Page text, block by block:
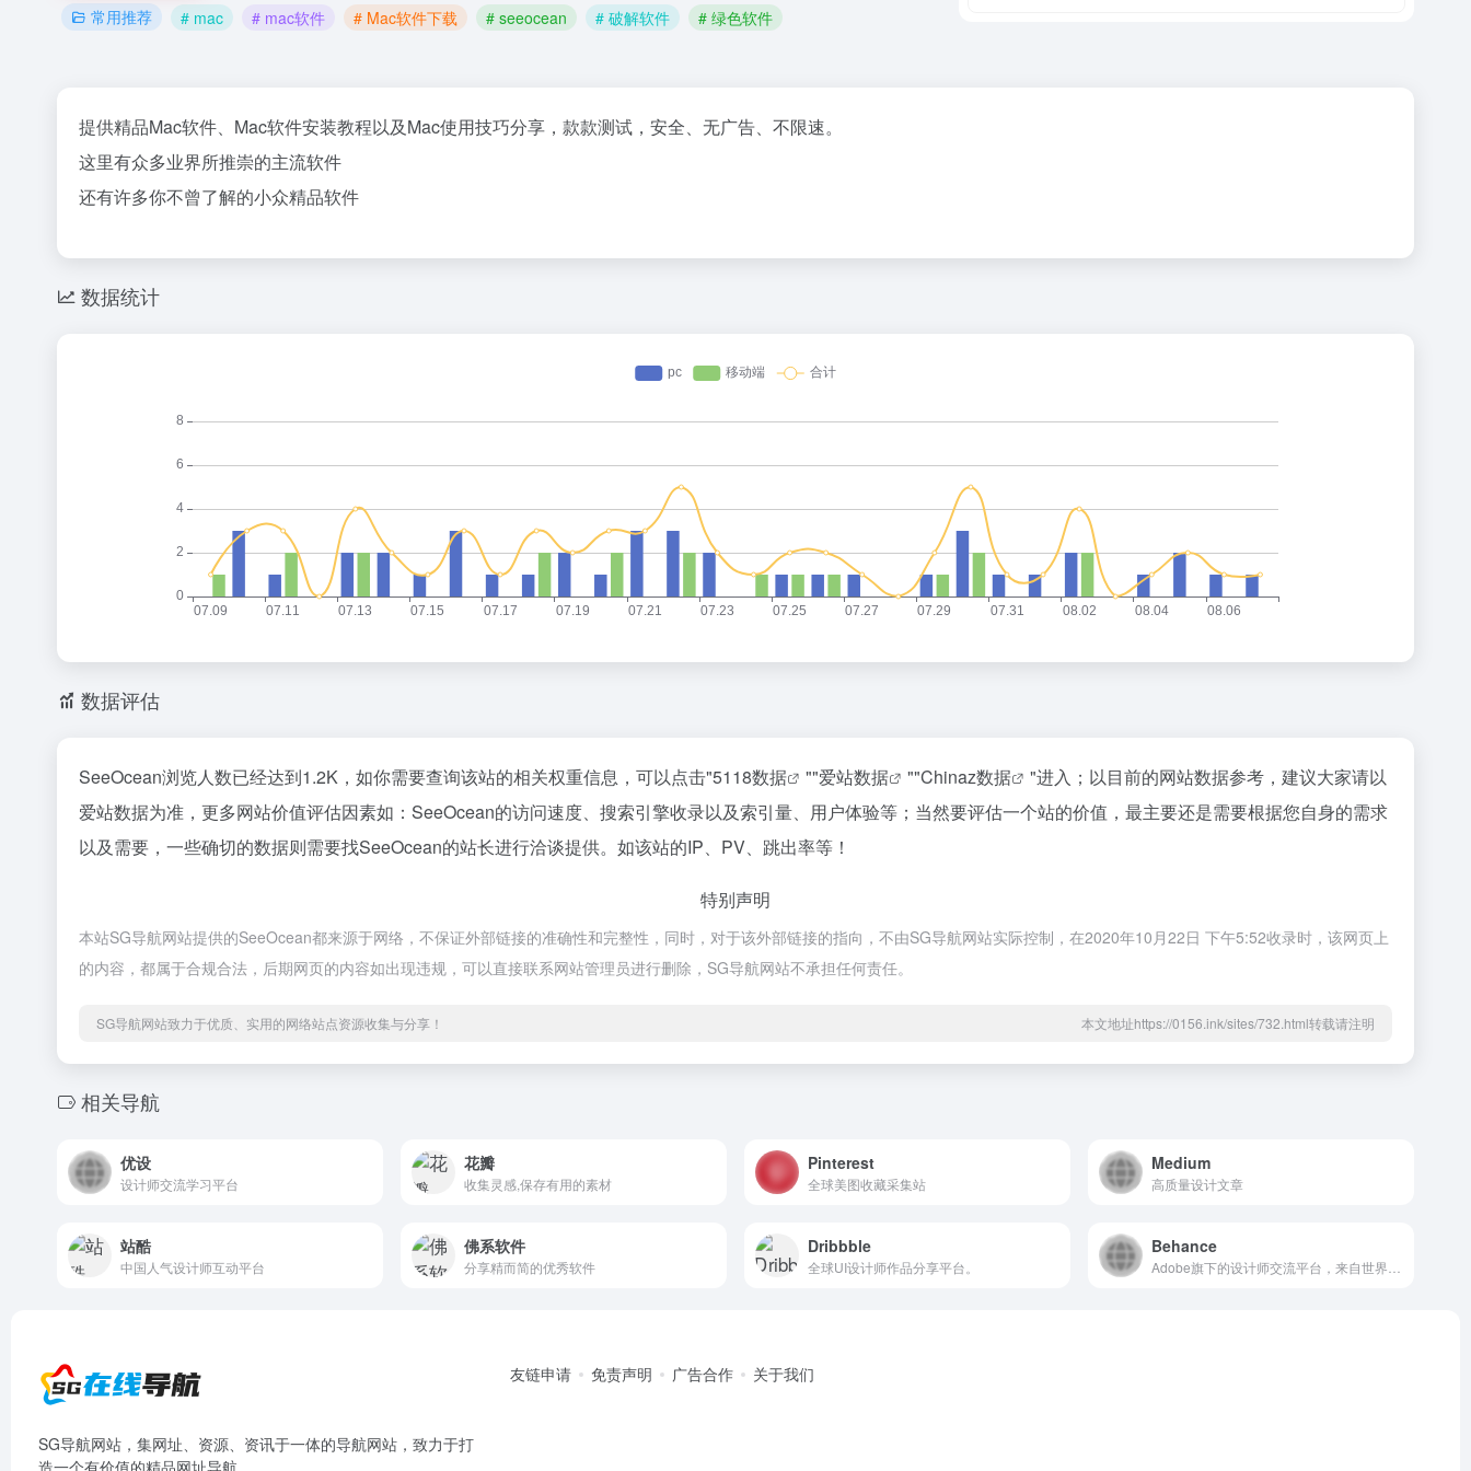
常用推荐 # mac # mac软件 # Mac软件下载 # seeocean # 破解软件 # 绿色软件
提供精品Mac软件、Mac软件安装教程以及Mac使用技巧分享，款款测试，安全、无广告、不限速。
这里有众多业界所推崇的主流软件
还有许多你不曾了解的小众精品软件
数据统计
数据评估
SeeOcean浏览人数已经达到1.2K，如你需要查询该站的相关权重信息，可以点击"5118数据 ""爱站数据 ""Chinaz数据
"进入；以目前的网站数据参考，建议大家请以
爱站数据为准，更多网站价值评估因素如：SeeOcean的访问速度、搜索引擎收录以及索引量、用户体验等；当然要评估一个站的价值，最主要还是需要根据您自身的需求
以及需要，一些确切的数据则需要找SeeOcean的站长进行洽谈提供。如该站的IP、PV、跳出率等！
特别声明
本站SG导航网站提供的SeeOcean都来源于网络，不保证外部链接的准确性和完整性，同时，对于该外部链接的指向，不由SG导航网站实际控制，在2020年10月22日 下午5:52收录时，该网页上
的内容，都属于合规合法，后期网页的内容如出现违规，可以直接联系网站管理员进行删除，SG导航网站不承担任何责任。
SG导航网站致力于优质、实用的网络站点资源收集与分享！ 本文地址https://0156.ink/sites/732.html转载请注明
相关导航
优设
设计师交流学习平台
花瓣
收集灵感,保存有用的素材
Pinterest
全球美图收藏采集站
Medium
高质量设计文章
站酷
中国人气设计师互动平台
佛系软件
分享精而简的优秀软件
Dribbble
全球UI设计师作品分享平台。
Behance
SG导航网站，集网址、资源、资讯于一体的导航网站，致力于打
造一个有价值的精品网址导航。
友链申请 免责声明 广告合作 关于我们